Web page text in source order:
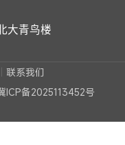
大青鸟楼
联系我们
ICP备2025113452号